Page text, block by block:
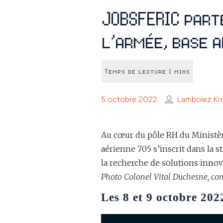
JOBSFERIC
l’armée, base
5 octobre 2022 Lambolez
Au cœur du pôle RH du
aérienne 705 s’inscrit dans la
la recherche de solutions
Photo Colonel Vital Duchesne,
Les 8 et 9 octobre